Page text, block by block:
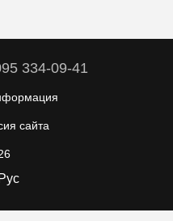
334-09-41
сайта
Рус